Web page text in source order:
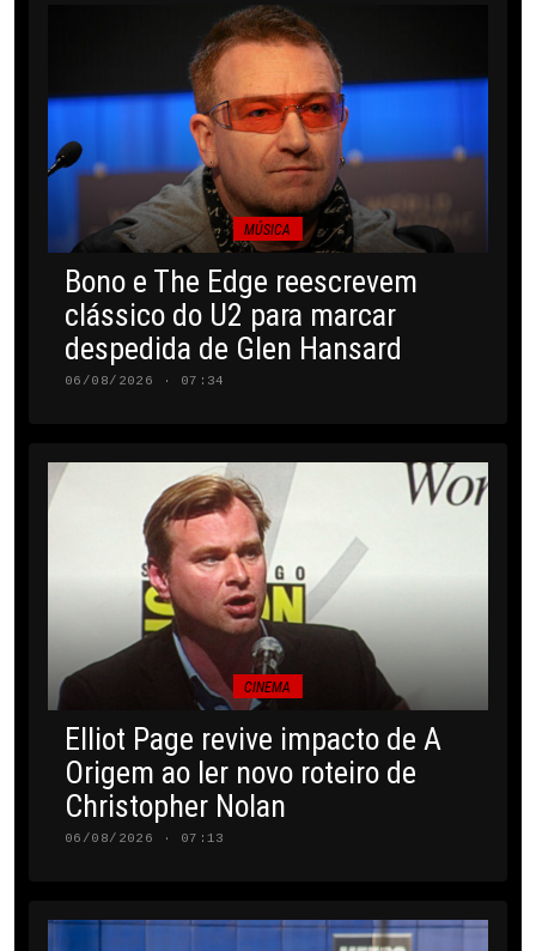
MÚSICA
Bono e The Edge reescrevem
clássico do U2 para marcar
despedida de Glen Hansard
06/08/2026 · 07:34
CINEMA
Elliot Page revive impacto de A
Origem ao ler novo roteiro de
Christopher Nolan
06/08/2026 · 07:13